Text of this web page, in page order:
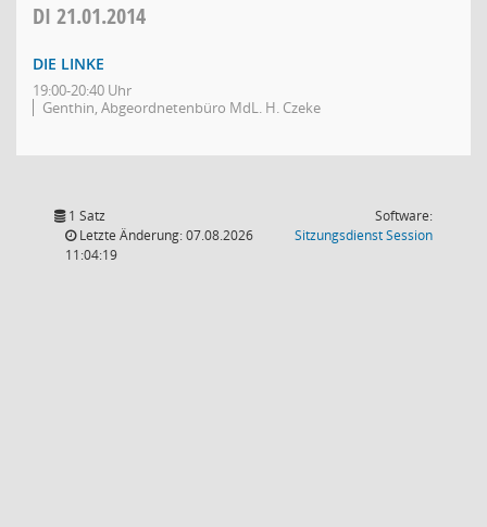
DI 21.01.2014
DIE LINKE
19:00-20:40 Uhr
Genthin, Abgeordnetenbüro MdL. H. Czeke
1 Satz
Letzte Änderung: 07.08.2026
11:04:19
Software:
SitzungsdienstSession(Wird in